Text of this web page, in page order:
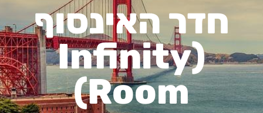
חדר האינסוף
(Infinity
Room)